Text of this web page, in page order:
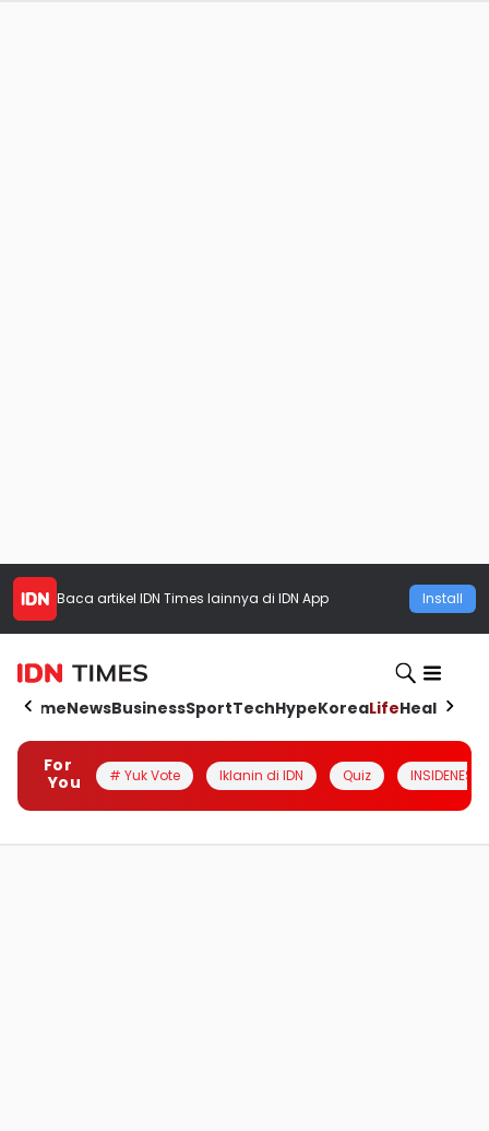
Baca artikel IDN Times lainnya di IDN App Install
HomeNewsBusinessSportTechHypeKoreaLifeHealth
For
You
# Yuk Vote Iklanin di IDN Quiz INSIDENESIA